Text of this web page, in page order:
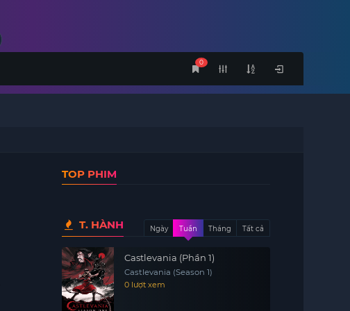
0
TOP PHIM
T. HÀNH Ngày Tuần Tháng Tất cả
Castlevania (Phần 1)
Castlevania (Season 1)
0 lượt xem